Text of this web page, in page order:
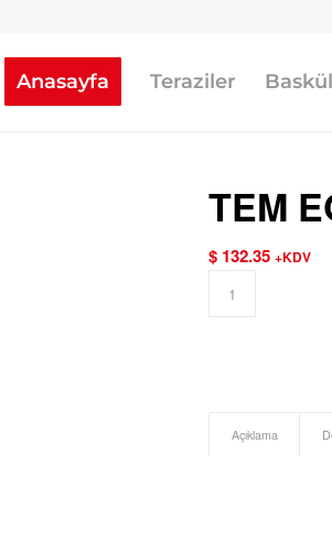
Anasayfa Teraziler
TEM
$ 132.35 +KDV
Açıklama